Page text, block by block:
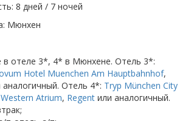
8 дней / 7 ночей
Мюнхен
в отеле 3*, 4* в Мюнхене. Отель 3*:
Hotel Muenchen Am Hauptbahnhof,
аналогичный. Отель 4*: Tryp München City
Atrium, Regent или аналогичный.